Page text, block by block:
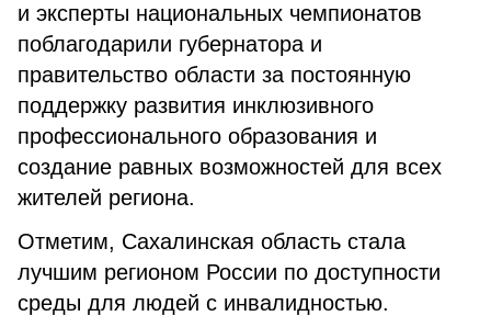
и эксперты национальных чемпионатов
поблагодарили губернатора и
правительство области за постоянную
поддержку развития инклюзивного
профессионального образования и
создание равных возможностей для всех
жителей региона.
Отметим, Сахалинская область стала
лучшим регионом России по доступности
среды для людей с инвалидностью.